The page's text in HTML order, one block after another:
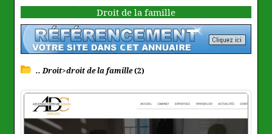
Droit de la famille
.. Droit>droit de la famille(2)